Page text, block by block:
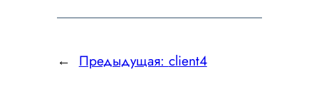
← Предыдущая: client4